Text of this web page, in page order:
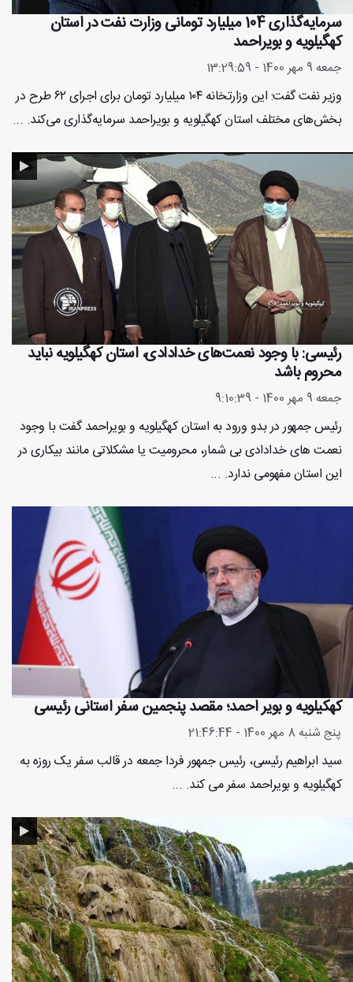
سرمایه‌گذاری 104 میلیارد تومانی وزارت نفت در استان
کهگیلویه و بویراحمد
جمعه 9 مهر 1400 - 13:29:59
وزیر نفت گفت: این وزارتخانه ۱۰۴ میلیارد تومان برای اجرای ۶۲ طرح در
بخش‌های مختلف استان کهگیلویه و بویراحمد سرمایه‌گذاری می‌کند. ...
رئیسی: با وجود نعمت‌های خدادادی، استان کهگیلویه نباید
محروم باشد
جمعه 9 مهر 1400 - 9:10:39
رئیس جمهور در بدو ورود به استان کهگیلویه و بویراحمد گفت با وجود
نعمت های خدادادی بی شمار، محرومیت یا مشکلاتی مانند بیکاری در
این استان مفهومی ندارد. ...
کهکیلویه و بویر احمد؛ مقصد پنجمین سفر استانی رئیسی
پنج شنبه 8 مهر 1400 - 21:46:44
سید ابراهیم رئیسی، رئیس جمهور فردا جمعه در قالب سفر یک روزه به
کهگیلویه و بویراحمد سفر می کند. ...